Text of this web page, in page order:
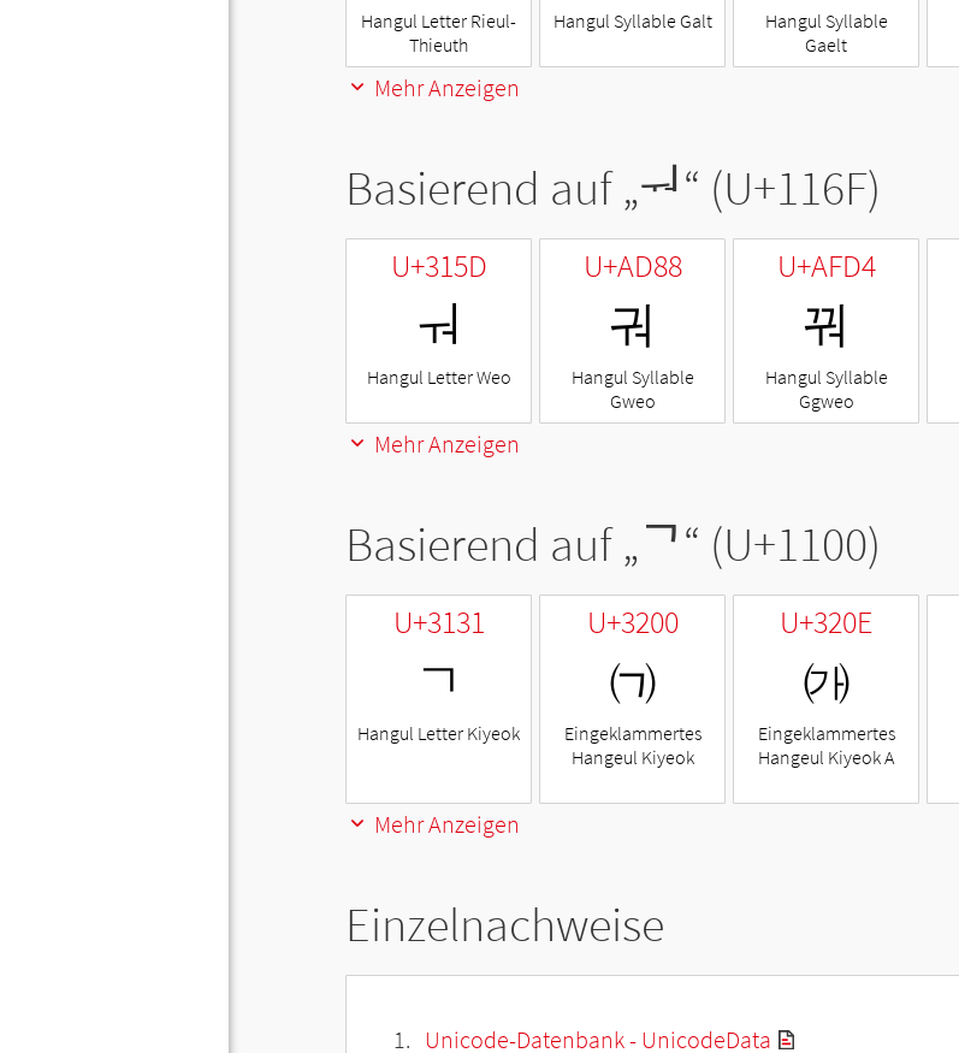
Hangul Letter Rieul-
Thieuth
Hangul Syllable Galt
Hangul Syllable
Gaelt
Mehr Anzeigen
Basierend auf „ᅯ“ (U+116F)
U+315D
ㅝ
Hangul Letter Weo
U+AD88
궈
Hangul Syllable
Gweo
U+AFD4
꿔
Hangul Syllable
Ggweo
Mehr Anzeigen
Basierend auf „ᄀ“ (U+1100)
U+3131
ㄱ
Hangul Letter Kiyeok
U+3200
㈀
Eingeklammertes
Hangeul Kiyeok
U+320E
㈎
Eingeklammertes
Hangeul Kiyeok A
Mehr Anzeigen
Einzelnachweise
Unicode-Datenbank - UnicodeData